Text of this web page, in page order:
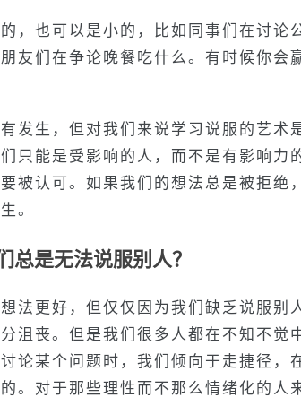
，也可以是小的，比如同事们在讨论
友们在争论晚餐吃什么。有时候你会
发生，但对我们来说学习说服的艺术
只能是受影响的人，而不是有影响力
被认可。如果我们的想法总是被拒绝
。
总是无法说服别人？
法更好，但仅仅因为我们缺乏说服别
沮丧。但是我们很多人都在不知不
论某个问题时，我们倾向于走捷径，
。对于那些理性而不那么情绪化的人